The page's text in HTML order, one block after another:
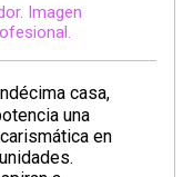
Imagen
casa,
una
en